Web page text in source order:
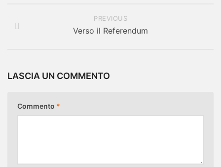
PREVIOUS
Verso il Referendum
LASCIA UN COMMENTO
Commento *